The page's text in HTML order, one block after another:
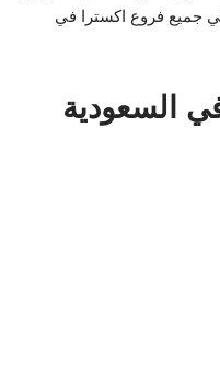
2022 ومتوفرة في جميع فروع اكسترا في
السعودية